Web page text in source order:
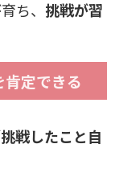
ち、 挑戦が習
定できる
挑戦したこと自